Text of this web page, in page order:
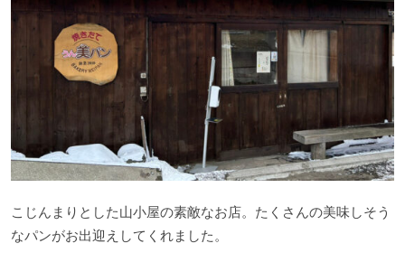
こじんまりとした山小屋の素敵なお店。たくさんの美味しそう
なパンがお出迎えしてくれました。